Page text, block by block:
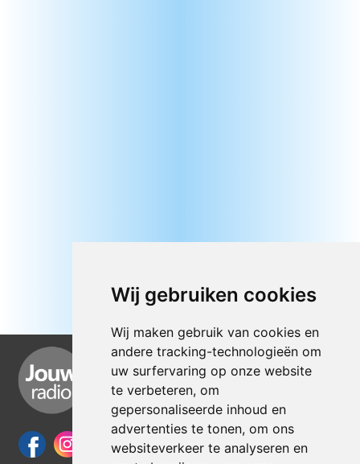
Wij gebruiken cookies
Wij maken gebruik van cookies en
andere tracking-technologieën om
uw surfervaring op onze website
te verbeteren, om
gepersonaliseerde inhoud en
advertenties te tonen, om ons
websiteverkeer te analyseren en